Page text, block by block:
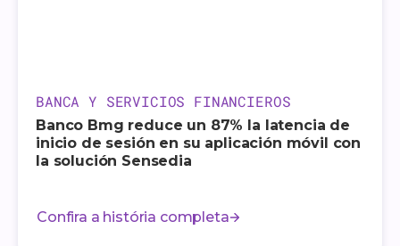
BANCA Y SERVICIOS FINANCIEROS
Banco Bmg reduce un 87% la latencia de
inicio de sesión en su aplicación móvil con
la solución Sensedia
Confira a história completa